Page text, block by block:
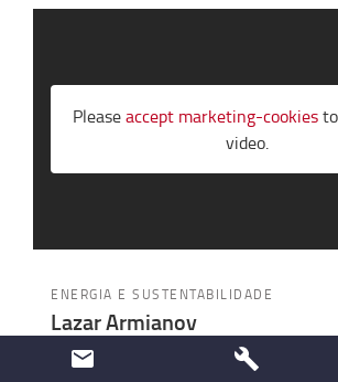
Pleaseaccept marketing-cookiesto
video.
ENERGIA E SUSTENTABILIDADE
Lazar Armianov
Regional Sales Director - Northern